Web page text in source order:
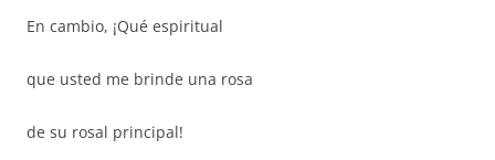
En cambio, ¡Qué espiritual
que usted me brinde una rosa
de su rosal principal!